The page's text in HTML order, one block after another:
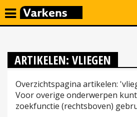
ARTIKELEN: VLIEGEN
Overzichtspagina artikelen:
Voor overige onderwerpen
zoekfunctie (rechtsboven)